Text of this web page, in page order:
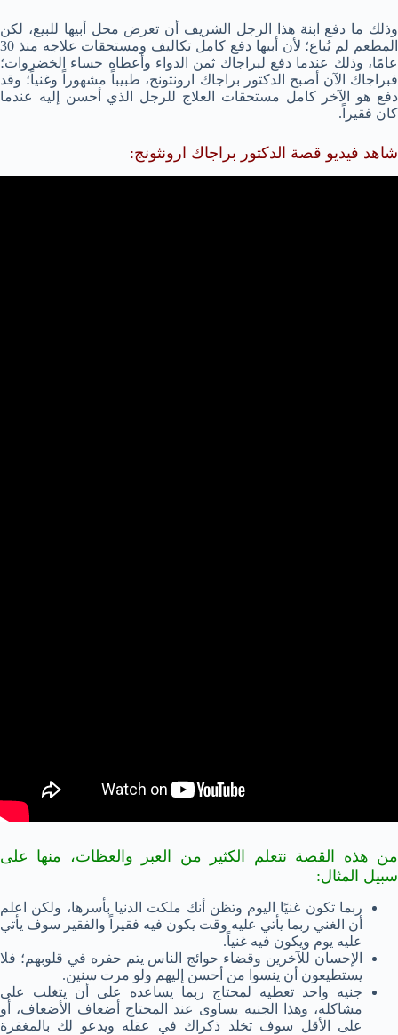
وذلك ما دفع ابنة هذا الرجل الشريف أن تعرض محل أبيها للبيع، لكن
المطعم لم يُباع؛ لأن أبيها دفع كامل تكاليف ومستحقات علاجه منذ 30
عامًا، وذلك عندما دفع لبراجاك ثمن الدواء وأعطاه حساء الخضروات؛
فبراجاك الآن أصبح الدكتور براجاك ارونتونج، طبيباً مشهوراً وغنياً؛ وقد
دفع هو الآخر كامل مستحقات العلاج للرجل الذي أحسن إليه عندما
كان فقيراً.
شاهد فيديو قصة الدكتور براجاك ارونثونج:
من هذه القصة نتعلم الكثير من العبر والعظات، منها على
سبيل المثال:
ربما تكون غنيًا اليوم وتظن أنك ملكت الدنيا بأسرها، ولكن اعلم
أن الغني ربما يأتي عليه وقت يكون فيه فقيراً والفقير سوف يأتي
عليه يوم ويكون فيه غنياً.
الإحسان للآخرين وقضاء حوائج الناس يتم حفره في قلوبهم؛ فلا
يستطيعون أن ينسوا من أحسن إليهم ولو مرت سنين.
جنيه واحد تعطيه لمحتاج ربما يساعده على أن يتغلب على
مشاكله، وهذا الجنيه يساوى عند المحتاج أضعاف الأضعاف، أو
على الأقل سوف تخلد ذكراك في عقله ويدعو لك بالمغفرة